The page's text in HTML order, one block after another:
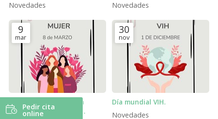
Novedades
Novedades
9
mar
Día Internacional de la
Mujer: cuidar la salud
30
nov
Día mundial VIH.
Novedades
Pedir cita
online